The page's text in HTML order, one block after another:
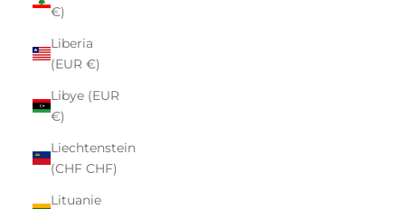
€)
Liberia
(EUR €)
Libye (EUR
€)
Liechtenstein
(CHF CHF)
Lituanie